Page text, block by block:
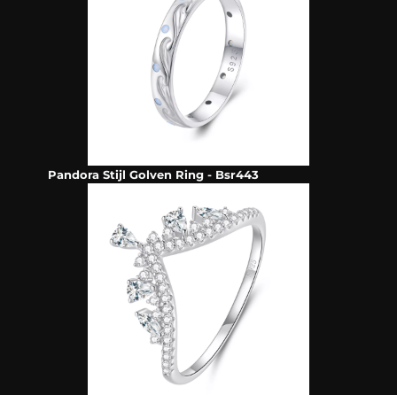
Pandora Stijl Golven Ring - Bsr443